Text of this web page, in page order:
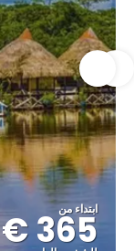
ابتداء من
365 €